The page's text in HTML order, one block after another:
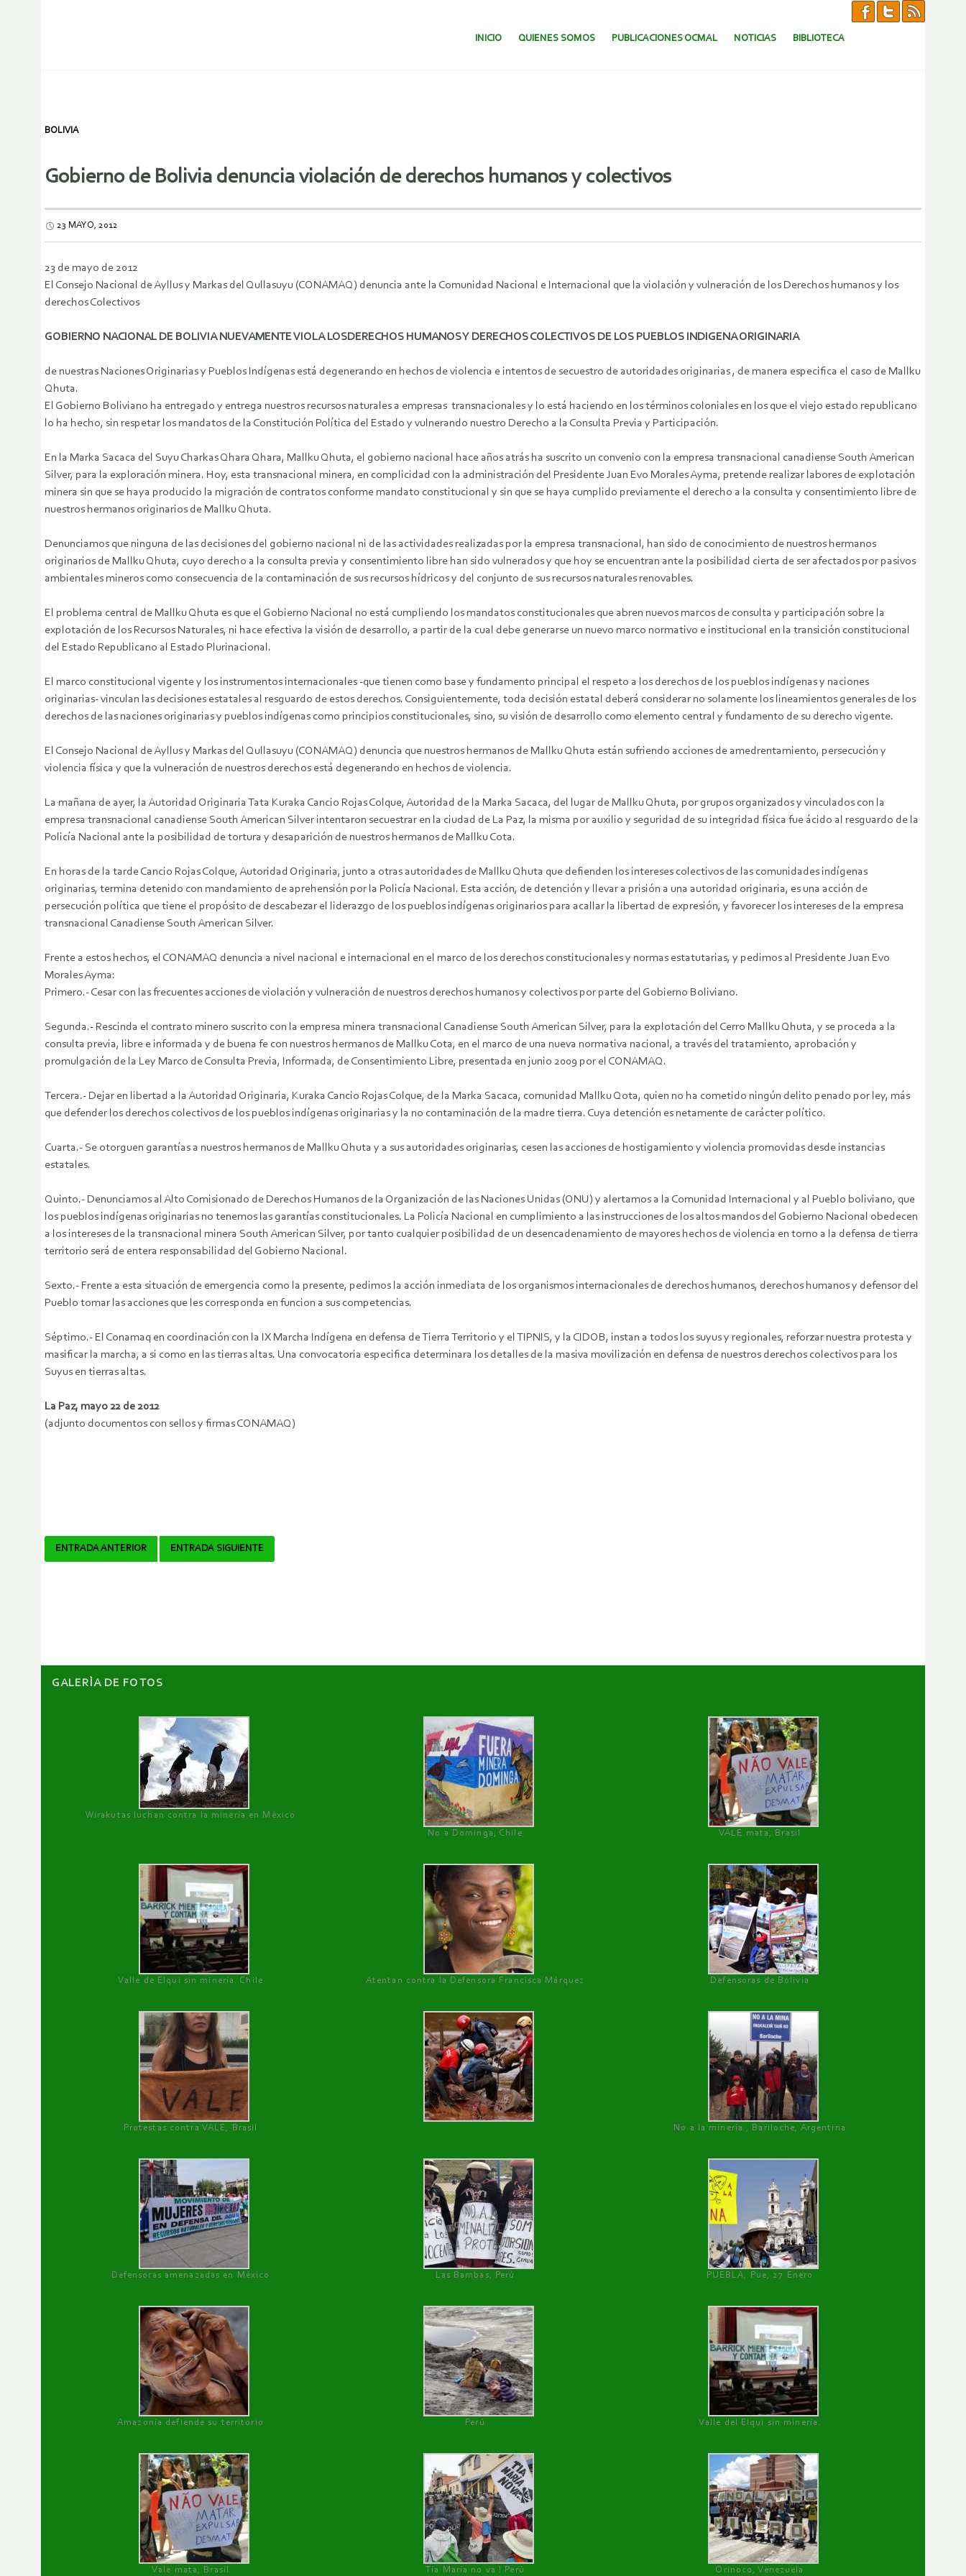
SALTAR AL CONTENIDO.
INICIO QUIENES SOMOS PUBLICACIONES OCMAL NOTICIAS BIBLIOTECA
BOLIVIA
Gobierno de Bolivia denuncia violación de derechos humanos y colectivos
23 MAYO, 2012
23 de mayo de 2012
El Consejo Nacional de Ayllus y Markas del Qullasuyu (CONAMAQ) denuncia ante la Comunidad Nacional e Internacional que la violación y vulneración de los Derechos humanos y los
derechos Colectivos
GOBIERNO NACIONAL DE BOLIVIA NUEVAMENTE VIOLA LOSDERECHOS HUMANOS Y DERECHOS COLECTIVOS DE LOS PUEBLOS INDIGENA ORIGINARIA
de nuestras Naciones Originarias y Pueblos Indígenas está degenerando en hechos de violencia e intentos de secuestro de autoridades originarias , de manera especifica el caso de Mallku
Qhuta.
El Gobierno Boliviano ha entregado y entrega nuestros recursos naturales a empresas transnacionales y lo está haciendo en los términos coloniales en los que el viejo estado republicano
lo ha hecho, sin respetar los mandatos de la Constitución Política del Estado y vulnerando nuestro Derecho a la Consulta Previa y Participación.
En la Marka Sacaca del Suyu Charkas Qhara Qhara, Mallku Qhuta, el gobierno nacional hace años atrás ha suscrito un convenio con la empresa transnacional canadiense South American
Silver, para la exploración minera. Hoy, esta transnacional minera, en complicidad con la administración del Presidente Juan Evo Morales Ayma, pretende realizar labores de explotación
minera sin que se haya producido la migración de contratos conforme mandato constitucional y sin que se haya cumplido previamente el derecho a la consulta y consentimiento libre de
nuestros hermanos originarios de Mallku Qhuta.
Denunciamos que ninguna de las decisiones del gobierno nacional ni de las actividades realizadas por la empresa transnacional, han sido de conocimiento de nuestros hermanos
originarios de Mallku Qhuta, cuyo derecho a la consulta previa y consentimiento libre han sido vulnerados y que hoy se encuentran ante la posibilidad cierta de ser afectados por pasivos
ambientales mineros como consecuencia de la contaminación de sus recursos hídricos y del conjunto de sus recursos naturales renovables.
El problema central de Mallku Qhuta es que el Gobierno Nacional no está cumpliendo los mandatos constitucionales que abren nuevos marcos de consulta y participación sobre la
explotación de los Recursos Naturales, ni hace efectiva la visión de desarrollo, a partir de la cual debe generarse un nuevo marco normativo e institucional en la transición constitucional
del Estado Republicano al Estado Plurinacional.
El marco constitucional vigente y los instrumentos internacionales -que tienen como base y fundamento principal el respeto a los derechos de los pueblos indígenas y naciones
originarias- vinculan las decisiones estatales al resguardo de estos derechos. Consiguientemente, toda decisión estatal deberá considerar no solamente los lineamientos generales de los
derechos de las naciones originarias y pueblos indígenas como principios constitucionales, sino, su visión de desarrollo como elemento central y fundamento de su derecho vigente.
El Consejo Nacional de Ayllus y Markas del Qullasuyu (CONAMAQ) denuncia que nuestros hermanos de Mallku Qhuta están sufriendo acciones de amedrentamiento, persecución y
violencia física y que la vulneración de nuestros derechos está degenerando en hechos de violencia.
La mañana de ayer, la Autoridad Originaria Tata Kuraka Cancio Rojas Colque, Autoridad de la Marka Sacaca, del lugar de Mallku Qhuta, por grupos organizados y vinculados con la
empresa transnacional canadiense South American Silver intentaron secuestrar en la ciudad de La Paz, la misma por auxilio y seguridad de su integridad física fue ácido al resguardo de la
Policía Nacional ante la posibilidad de tortura y desaparición de nuestros hermanos de Mallku Cota.
En horas de la tarde Cancio Rojas Colque, Autoridad Originaria, junto a otras autoridades de Mallku Qhuta que defienden los intereses colectivos de las comunidades indígenas
originarias, termina detenido con mandamiento de aprehensión por la Policía Nacional. Esta acción, de detención y llevar a prisión a una autoridad originaria, es una acción de
persecución política que tiene el propósito de descabezar el liderazgo de los pueblos indígenas originarios para acallar la libertad de expresión, y favorecer los intereses de la empresa
transnacional Canadiense South American Silver.
Frente a estos hechos, el CONAMAQ denuncia a nivel nacional e internacional en el marco de los derechos constitucionales y normas estatutarias, y pedimos al Presidente Juan Evo
Morales Ayma:
Primero.- Cesar con las frecuentes acciones de violación y vulneración de nuestros derechos humanos y colectivos por parte del Gobierno Boliviano.
Segunda.- Rescinda el contrato minero suscrito con la empresa minera transnacional Canadiense South American Silver, para la explotación del Cerro Mallku Qhuta, y se proceda a la
consulta previa, libre e informada y de buena fe con nuestros hermanos de Mallku Cota, en el marco de una nueva normativa nacional, a través del tratamiento, aprobación y
promulgación de la Ley Marco de Consulta Previa, Informada, de Consentimiento Libre, presentada en junio 2009 por el CONAMAQ.
Tercera.- Dejar en libertad a la Autoridad Originaria, Kuraka Cancio Rojas Colque, de la Marka Sacaca, comunidad Mallku Qota, quien no ha cometido ningún delito penado por ley, más
que defender los derechos colectivos de los pueblos indígenas originarias y la no contaminación de la madre tierra. Cuya detención es netamente de carácter político.
Cuarta.- Se otorguen garantías a nuestros hermanos de Mallku Qhuta y a sus autoridades originarias, cesen las acciones de hostigamiento y violencia promovidas desde instancias
estatales.
Quinto.- Denunciamos al Alto Comisionado de Derechos Humanos de la Organización de las Naciones Unidas (ONU) y alertamos a la Comunidad Internacional y al Pueblo boliviano, que
los pueblos indígenas originarias no tenemos las garantías constitucionales. La Policía Nacional en cumplimiento a las instrucciones de los altos mandos del Gobierno Nacional obedecen
a los intereses de la transnacional minera South American Silver, por tanto cualquier posibilidad de un desencadenamiento de mayores hechos de violencia en torno a la defensa de tierra
territorio será de entera responsabilidad del Gobierno Nacional.
Sexto.- Frente a esta situación de emergencia como la presente, pedimos la acción inmediata de los organismos internacionales de derechos humanos, derechos humanos y defensor del
Pueblo tomar las acciones que les corresponda en funcion a sus competencias.
Séptimo.- El Conamaq en coordinación con la IX Marcha Indígena en defensa de Tierra Territorio y el TIPNIS, y la CIDOB, instan a todos los suyus y regionales, reforzar nuestra protesta y
masificar la marcha, a si como en las tierras altas. Una convocatoria especifica determinara los detalles de la masiva movilización en defensa de nuestros derechos colectivos para los
Suyus en tierras altas.
La Paz, mayo 22 de 2012
(adjunto documentos con sellos y firmas CONAMAQ)
Navegador
ENTRADA ANTERIOR ENTRADA SIGUIENTE
GALERÌA DE FOTOS
Wirakutas luchan contra la minería en México
No a Dominga, Chile
VALE mata, Brasil
Valle de Elqui sin minería. Chile Atentan contra la Defensora Francisca Márquez Defensoras de Bolivia
Protestas contra VALE, Brasil No a la minería , Bariloche, Argentina
Defensoras amenazadas en México Las Bambas, Perú PUEBLA, Pue, 27 Enero
Amazonía defiende su territorio Perú Valle del Elqui sin minería.
Vale mata, Brasil Tía María no va ! Perú Orinoco, Venezuela